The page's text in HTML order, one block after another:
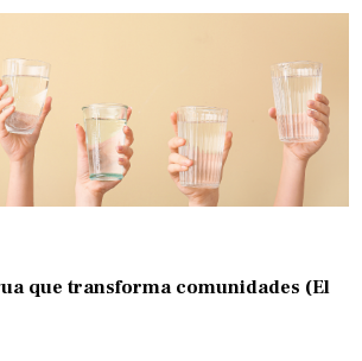
que transforma comunidades (El